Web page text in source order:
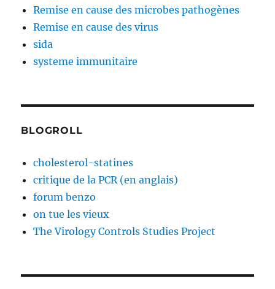
Remise en cause des microbes pathogènes
Remise en cause des virus
sida
systeme immunitaire
BLOGROLL
cholesterol-statines
critique de la PCR (en anglais)
forum benzo
on tue les vieux
The Virology Controls Studies Project